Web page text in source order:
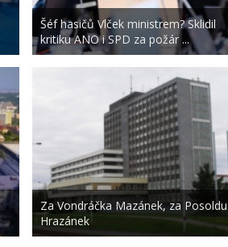
Šéf hasičů Vlček ministrem? Sklidil
kritiku ANO i SPD za požár ...
Za Vondráčka Mazánek, za Posoldu
Hrazánek